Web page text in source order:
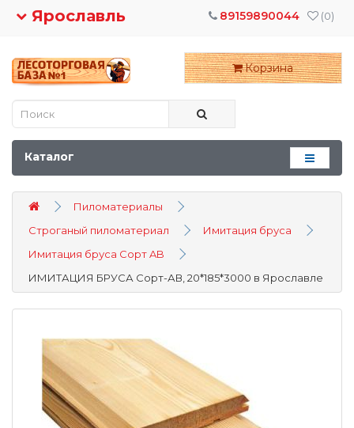
Ярославль (0)
89159890044
Корзина
Каталог
Пиломатериалы
Строганый пиломатериал
Имитация бруса
Имитация бруса Сорт AB
ИМИТАЦИЯ БРУСА Сорт-АВ, 20*185*3000 в Ярославле